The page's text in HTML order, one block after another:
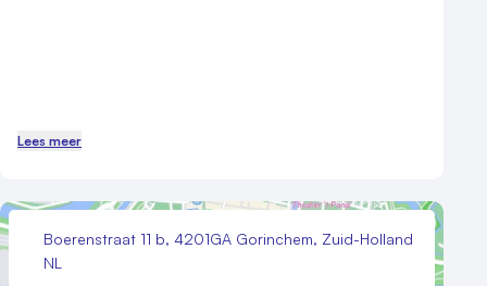
Lees meer
Boerenstraat 11 b, 4201GA Gorinchem, Zuid-Holland
NL